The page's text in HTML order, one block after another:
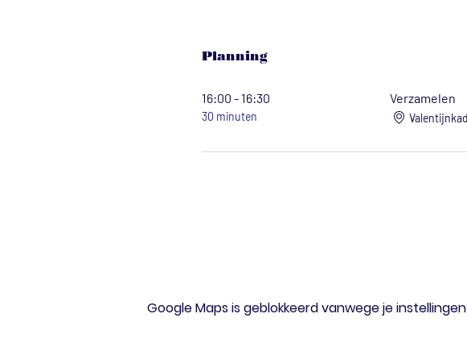
Planning
16:00 - 16:30
30 minuten
Verzamelen
Google Maps is geblokkeerd vanwege je